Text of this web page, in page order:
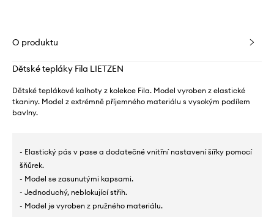
O produktu
Dětské tepláky Fila LIETZEN
Dětské teplákové kalhoty z kolekce Fila. Model vyroben z elastické
tkaniny. Model z extrémně příjemného materiálu s vysokým podílem
bavlny.
- Elastický pás v pase a dodatečné vnitřní nastavení šířky pomocí
šňůrek.
- Model se zasunutými kapsami.
- Jednoduchý, neblokující střih.
- Model je vyroben z pružného materiálu.